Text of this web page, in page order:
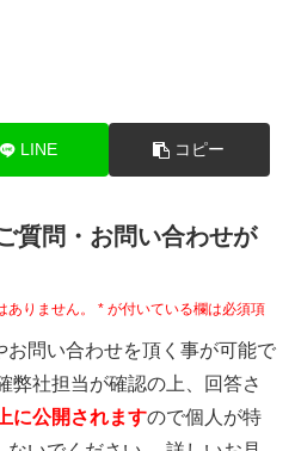
LINE コピー
質問・お問い合わせが
りません。 * が付いている欄は必須項
お問い合わせを頂く事が可能で
弊社担当が確認の上、回答さ
に公開されますので個人が特